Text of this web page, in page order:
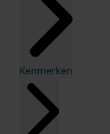
Kenmerken